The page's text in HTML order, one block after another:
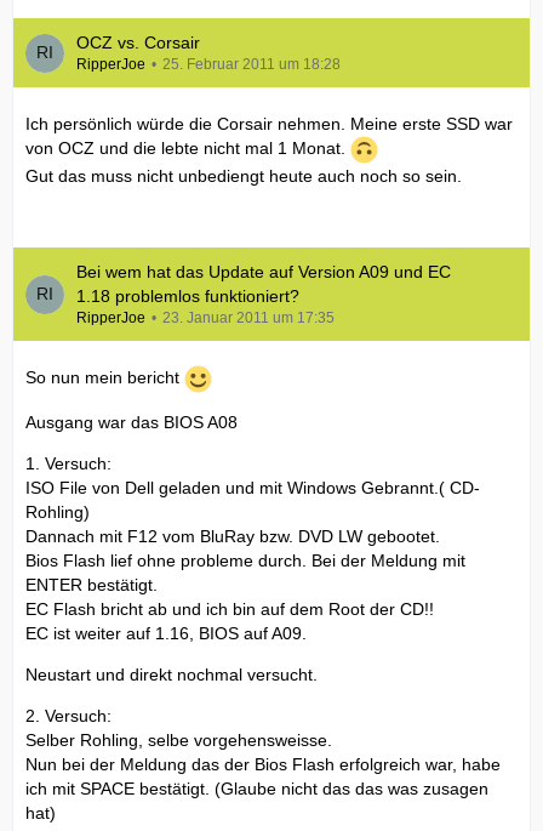
OCZ vs. Corsair
RipperJoe 25. Februar 2011 um 18:28
Ich persönlich würde die Corsair nehmen. Meine erste SSD war
von OCZ und die lebte nicht mal 1 Monat.
Gut das muss nicht unbediengt heute auch noch so sein.
Bei wem hat das Update auf Version A09 und EC
1.18 problemlos funktioniert?
RipperJoe 23. Januar 2011 um 17:35
So nun mein bericht
Ausgang war das BIOS A08
1. Versuch:
ISO File von Dell geladen und mit Windows Gebrannt.( CD-
Rohling)
Dannach mit F12 vom BluRay bzw. DVD LW gebootet.
Bios Flash lief ohne probleme durch. Bei der Meldung mit
ENTER bestätigt.
EC Flash bricht ab und ich bin auf dem Root der CD!!
EC ist weiter auf 1.16, BIOS auf A09.
Neustart und direkt nochmal versucht.
2. Versuch:
Selber Rohling, selbe vorgehensweisse.
Nun bei der Meldung das der Bios Flash erfolgreich war, habe
ich mit SPACE bestätigt. (Glaube nicht das das was zusagen
hat)